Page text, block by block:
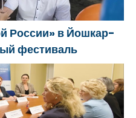
России» в Йошкар-
фестиваль